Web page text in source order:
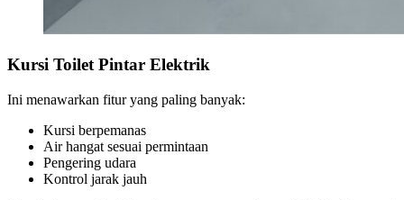
Kursi Toilet Pintar Elektrik
Ini menawarkan fitur yang paling banyak:
Kursi berpemanas
Air hangat sesuai permintaan
Pengering udara
Kontrol jarak jauh